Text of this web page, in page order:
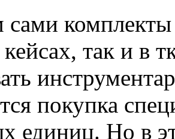
комплекты
так и в
покупка
единиц. Но в